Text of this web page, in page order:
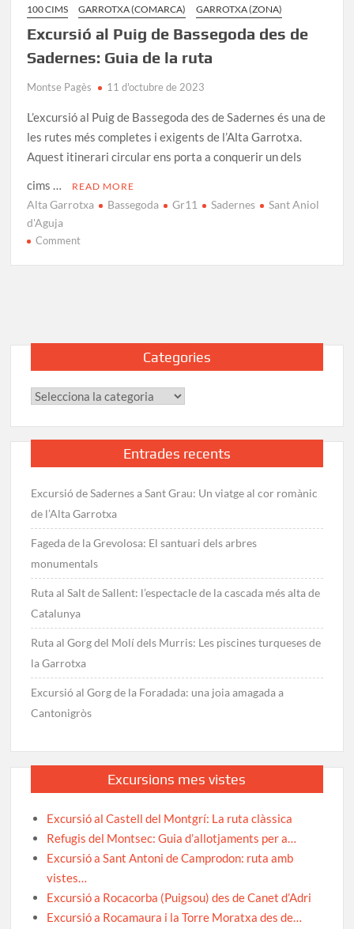
100 CIMS GARROTXA (COMARCA) GARROTXA (ZONA)
Excursió al Puig de Bassegoda des de
Sadernes: Guia de la ruta
Montse Pagès 11 d'octubre de 2023
L’excursió al Puig de Bassegoda des de Sadernes és una de
les rutes més completes i exigents de l’Alta Garrotxa.
Aquest itinerari circular ens porta a conquerir un dels
cims …
READ MORE
Alta Garrotxa Bassegoda Gr11 Sadernes
Sant Aniol
d'Aguja
Commenton
des
Guia
Categories
Categories
Entrades recents
Excursió de Sadernes a Sant Grau: Un viatge al cor romànic
de l’Alta Garrotxa
Fageda de la Grevolosa: El santuari dels arbres
monumentals
Ruta al Salt de Sallent: l’espectacle de la cascada més alta de
Catalunya
Ruta al Gorg del Molí dels Murris: Les piscines turqueses de
la Garrotxa
Excursió al Gorg de la Foradada: una joia amagada a
Cantonigròs
Excursions mes vistes
Excursió al Castell del Montgrí: La ruta clàssica
Refugis del Montsec: Guia d’allotjaments per a…
Excursió a Sant Antoni de Camprodon: ruta amb
vistes…
Excursió a Rocacorba (Puigsou) des de Canet d’Adri
Excursió a Rocamaura i la Torre Moratxa des de…